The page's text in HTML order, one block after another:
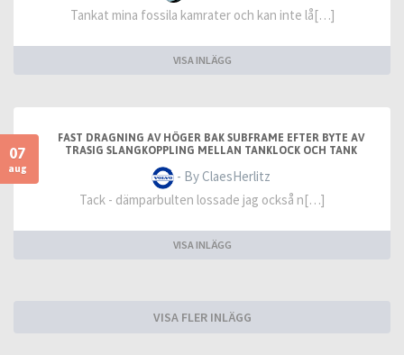
Tankat mina fossila kamrater och kan inte lå[…]
VISA INLÄGG
07
aug
FAST DRAGNING AV HÖGER BAK SUBFRAME EFTER BYTE AV
TRASIG SLANGKOPPLING MELLAN TANKLOCK OCH TANK
- By ClaesHerlitz
Tack - dämparbulten lossade jag också n[…]
VISA INLÄGG
VISA FLER INLÄGG